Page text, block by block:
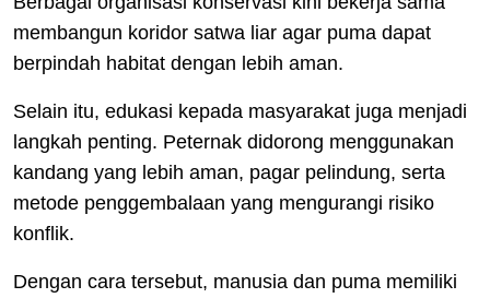
membangun koridor satwa liar agar puma dapat
berpindah habitat dengan lebih aman.
Selain itu, edukasi kepada masyarakat juga menjadi
langkah penting. Peternak didorong menggunakan
kandang yang lebih aman, pagar pelindung, serta
metode penggembalaan yang mengurangi risiko
konflik.
Dengan cara tersebut, manusia dan puma memiliki